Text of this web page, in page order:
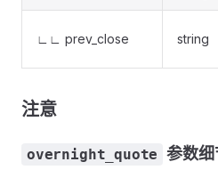
∟∟ prev_close string
注意
overnight_quote 参数细